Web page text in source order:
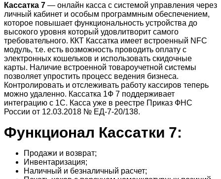
Кассатка 7 — онлайн касса с системой управления через
личный кабинет и особым программным обеспечением,
которое повышает функциональность устройства до
высокого уровня который удовлитворит самого
требовательного. ККТ Кассатка имеет встроенный NFC
модуль, т.е. есть возможность проводить оплату с
электронных кошельков и использовать скидочные
карты. Наличие встроенной товароучетной системы
позволяет упростить процесс ведения бизнеса.
Контролировать и отслеживать работу кассиров теперь
можно удаленно. Кассатка 1Ф 7 поддерживает
интеграцию с 1С. Касса уже в реестре Приказ ФНС
России от 12.03.2018 № ЕД-7-20/138.
Функционал Кассатки 7:
Продажи и возврат;
Инвентаризация;
Наличный и безналичный расчет;